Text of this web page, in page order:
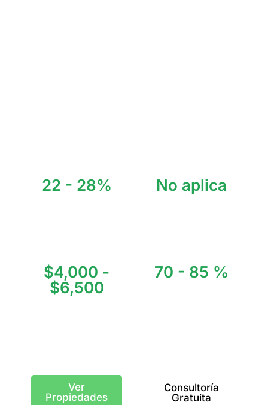
22 - 28%
$4,000 -
$6,500
No aplica
Visitantes Anuales
70 - 85 %
Ver
Propiedades
Consultoría
Gratuita